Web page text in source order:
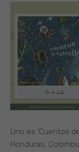
Uno es ‘Cuentos
Honduras,